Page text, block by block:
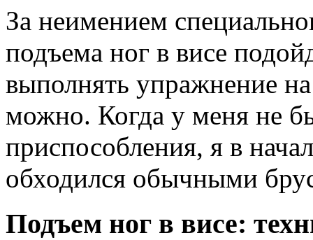
За неимением
подъема ног в висе
выполнять упражнение
можно. Когда у меня не
приспособления, я в
обходился обычными
Подъем ног в висе: